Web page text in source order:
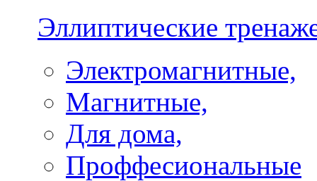
Эллиптические
Электромагнитные,
Магнитные,
Для дома,
Проффесиональные